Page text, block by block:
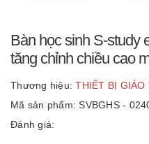
Bàn học sinh S-study
tăng chỉnh chiều cao
Thương hiệu: THIẾT BỊ GIÁO
Mã sản phẩm: SVBGHS -
Đánh giá: